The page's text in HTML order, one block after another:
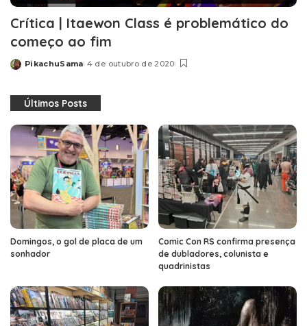
Crítica | Itaewon Class é problemático do
começo ao fim
Posted
PikachuSama 4 de outubro de 2020
Últimos Posts
Domingos, o gol de placa de um
sonhador
Comic Con RS confirma presença
de dubladores, colunista e
quadrinistas